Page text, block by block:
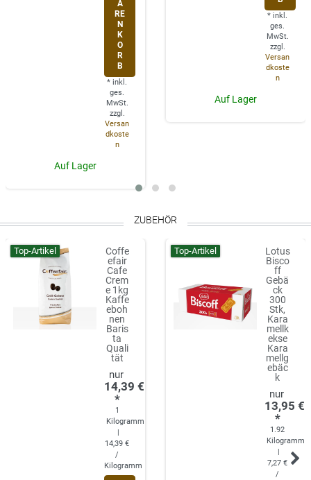
A
RE
N
K
O
R
B
* inkl.
ges.
MwSt.
zzgl.
Versan
dkoste
n
Auf Lager
* inkl.
ges.
MwSt.
zzgl.
Versan
dkoste
n
Auf Lager
ZUBEHÖR
Top-Artikel
Coffe
efair
Cafe
Crem
e 1kg
Kaffe
eboh
nen
Baris
ta
Quali
tät
14,39 €
*
1
Kilogramm
14,39 €
/
Kilogramm
Top-Artikel
Lotus
Bisco
ff
Gebä
ck
300
Stk,
Kara
mellk
ekse
Kara
mellg
ebäc
k
13,95 €
*
1.92
Kilogramm
7,27 €
/